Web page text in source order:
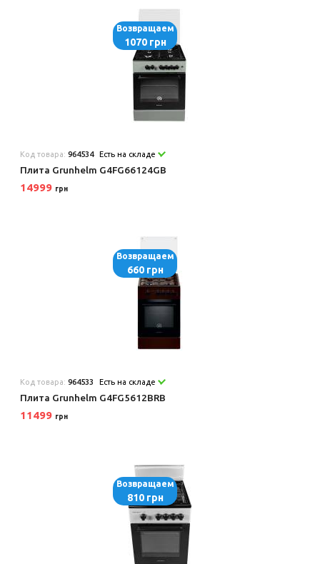
Возвращаем
1070 грн
Код товара:964534 Есть на складе
Плита Grunhelm G4FG66124GB
14999 грн
Возвращаем
660 грн
Код товара:964533 Есть на складе
Плита Grunhelm G4FG5612BRB
11499 грн
Возвращаем
810 грн